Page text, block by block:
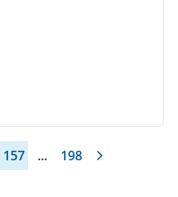
157 ... 198